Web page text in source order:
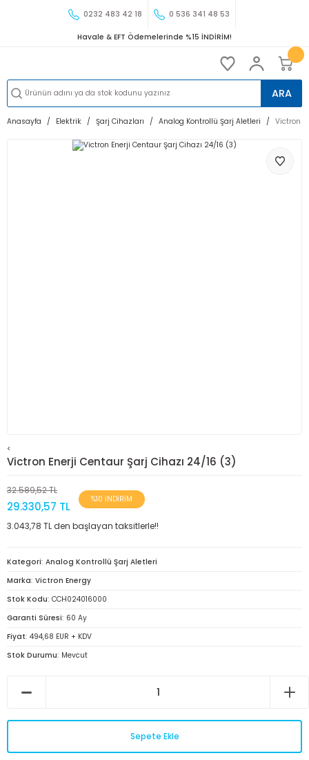
0232 483 42 18 0 536 341 48 53
Havale & EFT Ödemelerinde %15 İNDİRİM!
ARA
Anasayfa Elektrik Şarj Cihazları Analog Kontrollü Şarj Aletleri Victron
<
Victron Enerji Centaur Şarj Cihazı 24/16 (3)
32.589,52 TL
29.330,57 TL
%10 İNDİRİM
3.043,78 TL den başlayan taksitlerle!!
Kategori Analog Kontrollü Şarj Aletleri
Marka Victron Energy
Stok Kodu CCH024016000
Garanti Süresi 60 Ay
Fiyat 494,68 EUR + KDV
Stok Durumu Mevcut
Sepete Ekle